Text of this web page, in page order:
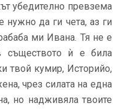
убедително превзема
да ги чета, аз ги
ми Ивана. Тя не е
съществото ѝ е била
твой кумир, Историйо,
чрез силата на една
но надживяла твоите